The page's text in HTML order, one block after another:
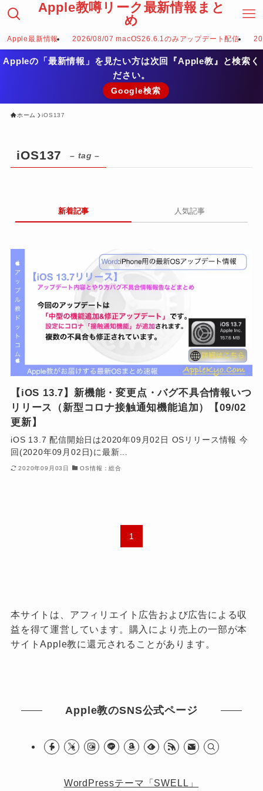
Apple教噂リーク最新情報まと
め
Apple最新情報 2026/08/07 macOS26.6.1のみアップデート配信
Appleの「最新情報」を見たい方は次回『Apple教』と検索く
ださい。
Google検索
ホーム iOS137
iOS137 – tag –
新着記事 人気記事
【iOS 13.7】新機能・変更点・バグ不具合情報いつ
リリース（新型コロナ接触通知機能追加）【09/02
更新】
iOS 13.7 配信開始日は2020年09月02日 OSリリース情報 今
回(2020年09月02日)に最新...
2020年09月03日 OS情報：総合
1
本サイトは、アフィリエイト広告および広告による収
益を得て運営しています。購入により売上の一部が本
サイトApple教に還元されることがあります。
Apple教のSNS公式ページ
WordPressテーマ「SWELL」